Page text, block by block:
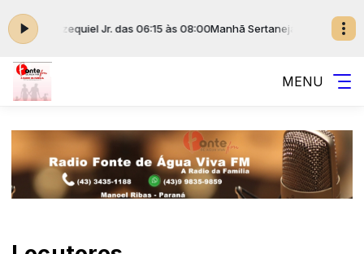
com Ezequiel Jr. das 06:15 às 08:00Manhã Sertaneja (edição de
MENU